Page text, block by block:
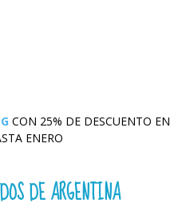
CON 25% DE DESCUENTO EN
ENERO
DE ARGENTINA